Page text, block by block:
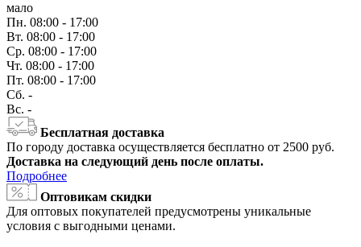
мало
Пн. 08:00 - 17:00
Вт. 08:00 - 17:00
Ср. 08:00 - 17:00
Чт. 08:00 - 17:00
Пт. 08:00 - 17:00
Сб. -
Вс. -
Бесплатная доставка
По городу доставка осуществляется бесплатно от 2500 руб.
Доставка на следующий день после оплаты.
Подробнее
Оптовикам скидки
Для оптовых покупателей предусмотрены уникальные
условия с выгодными ценами.